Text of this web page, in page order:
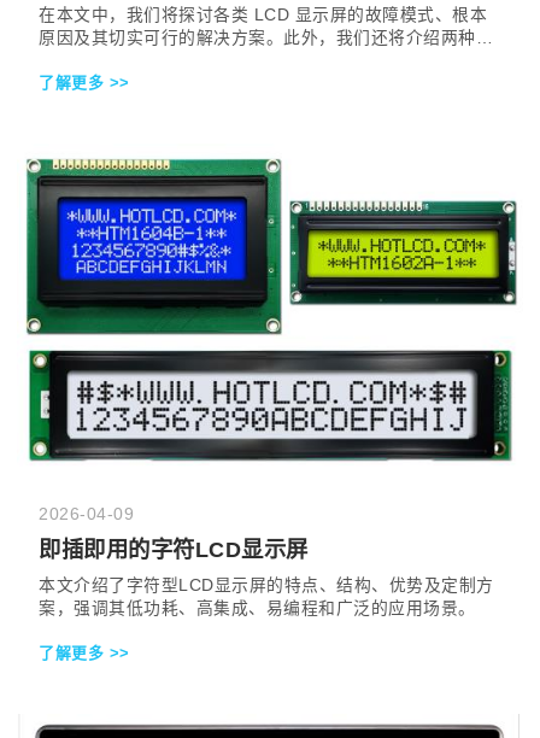
在本文中，我们将探讨各类 LCD 显示屏的故障模式、根本
原因及其切实可行的解决方案。此外，我们还将介绍两种巧
凭一根导线和一盏台灯即可完成。无论您是电子爱好者、技
了解更多 >>
2026-04-09
即插即用的字符LCD显示屏
本文介绍了字符型LCD显示屏的特点、结构、优势及定制方
案，强调其低功耗、高集成、易编程和广泛的应用场景。
了解更多 >>